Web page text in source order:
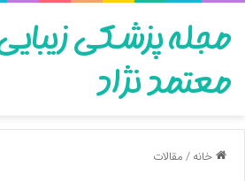
مجله پزشکی
معتمد نژاد
خانه/مقالات